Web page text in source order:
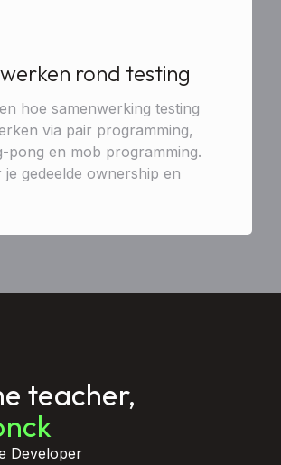
rond testing
hoe samenwerking testing
via pair programming,
pong en mob programming.
je gedeelde ownership en
teacher,
Developer